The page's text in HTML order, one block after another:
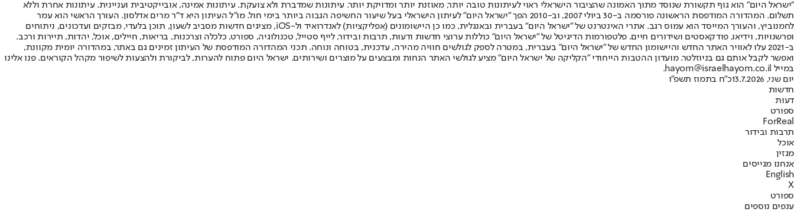
"ישראל היום" הוא גוף תקשורת שנוסד מתוך האמונה שהציבור הישראלי ראוי לעיתונות טובה יותר, מאוזנת יותר ומדויקת יותר. עיתונות שמדברת ולא צועקת. עיתונות אמינה, אובייקטיבית ועניינית. עיתונות אחרת וללא
תשלום. המהדורה המודפסת הראשונה פורסמה ב-30 ביולי 2007, וב-2010 הפך "ישראל היום" לעיתון הישראלי בעל שיעור החשיפה הגבוה ביותר בימי חול. מו"ל העיתון היא ד"ר מרים אדלסון. העורך הראשי הוא עמר
לחמנוביץ, והעורך המייסד הוא עמוס רגב. אתרי האינטרנט של "ישראל היום" בעברית ובאנגלית, כמו כן היישומונים (אפליקציות) לאנדרואיד ול-iOS, מציגים חדשות מסביב לשעון, תוכן בלעדי, מבזקים ועדכונים, ניתוחים
ופרשנויות, וידיאו, פודקאסטים ושידורים חיים. פלטפורמות הדיגיטל של "ישראל היום" כוללות ערוצי חדשות ודעות, תרבות ובידור, לייף סטייל, טכנולוגיה, ספורט, כלכלה וצרכנות, בריאות, חיילים, אוכל, יהדות, תיירות ורכב.
ב-2021 עלו לאוויר האתר החדש והיישומון החדש של "ישראל היום" בעברית, במטרה לספק לגולשים חוויה מהירה, עדכנית, בטוחה ונוחה. תכני המהדורה המודפסת של העיתון זמינים גם באתר, במהדורה יומית מקוונת,
ואפשר לקבל אותם גם בניוזלטר. מועדון ההטבות הייחודי "הקליקה של ישראל היום" מציע לגולשי האתר הנחות ומבצעים על מוצרים ושירותים. ישראל היום פתוח להערות, לביקורת ולהצעות לשיפור מקהל הקוראים. פנו אלינו
במייל hayom@israelhayom.co.il.
יום שני, 13.7.2026
כ"ח בתמוז תשפ"ו
חדשות
דעות
ספורט
ForReal
תרבות ובידור
אוכל
מגזין
אנחנו מגייסים
English
X
ספורט
ענפים נוספים